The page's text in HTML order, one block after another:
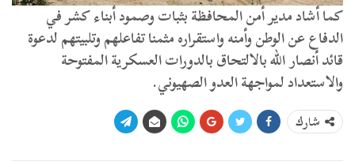
كما أشاد مدير أمن المحافظة بثبات وصمود أبناء كشر في
الدفاع عن الوطن وأمنه واستقراره مثمنا تفاعلهم وتلبيتهم لدعوة
قائد أنصار الله بالالتحاق بالدورات العسكرية المفتوحة
والاستعداد لمواجهة العدو الصهيوني.
شارك